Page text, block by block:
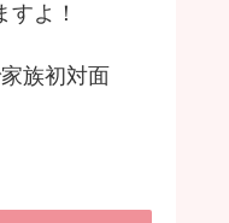
よ！
族初対面